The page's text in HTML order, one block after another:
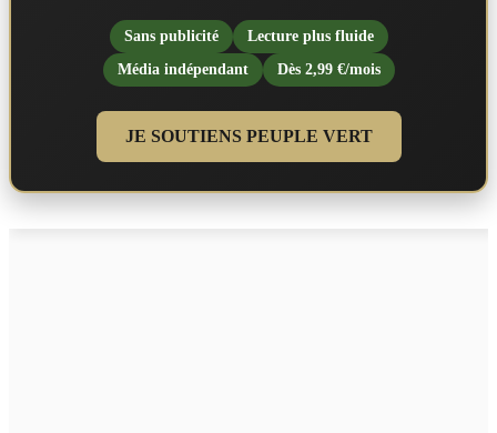
Sans publicité
Lecture plus fluide
Média indépendant
Dès 2,99 €/mois
JE SOUTIENS PEUPLE VERT